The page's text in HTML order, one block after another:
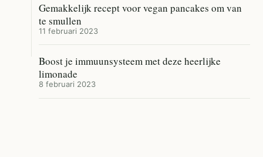
Gemakkelijk recept voor vegan pancakes om van
te smullen
11 februari 2023
Boost je immuunsysteem met deze heerlijke
limonade
8 februari 2023